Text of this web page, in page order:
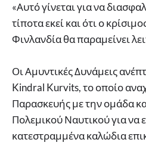
«Αυτό γίνεται για να
τίποτα εκεί και ότι ο
Φινλανδία θα παραμείνει
Οι Αμυντικές Δυνάμεις
Kindral Kurvits, το οποίο
Παρασκευής με την ομάδα
Πολεμικού Ναυτικού για να
κατεστραμμένα καλώδια